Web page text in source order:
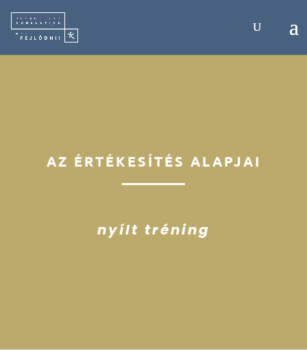
AZ ÉRTÉKESÍTÉS ALAPJAI
nyílt tréning